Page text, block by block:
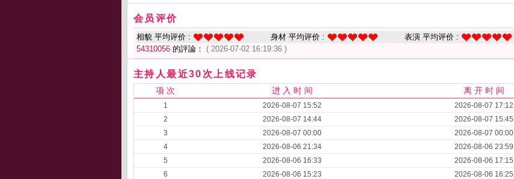
会员评价
相貌 平均评价 : 身材 平均评价 : 表演 平均评价 :
54310056 的評論： ( 2026-07-02 16:19:36 )
主持人最近30次上线记录
项 次 进 入 时 间 离 开 时 间
1 2026-08-07 15:52 2026-08-07 17:12
2
2026-08-07 14:44 2026-08-07 15:45
3
2026-08-07 00:00 2026-08-07 00:00
4
2026-08-06 21:34 2026-08-06 23:59
5
2026-08-06 16:33 2026-08-06 17:15
6
2026-08-06 15:23 2026-08-06 16:25